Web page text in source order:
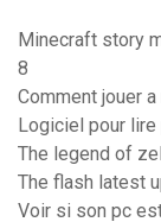
Minecraft story
8
Comment jouer
Logiciel pour
The legend of
The flash latest
Voir si son pc